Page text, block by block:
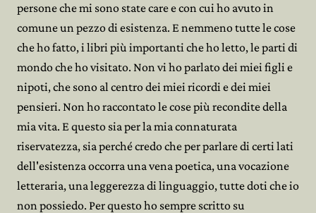
persone che mi sono state care e con cui ho avuto in
comune un pezzo di esistenza. E nemmeno tutte le cose
che ho fatto, i libri più importanti che ho letto, le parti di
mondo che ho visitato. Non vi ho parlato dei miei figli e
nipoti, che sono al centro dei miei ricordi e dei miei
pensieri. Non ho raccontato le cose più recondite della
mia vita. E questo sia per la mia connaturata
riservatezza, sia perché credo che per parlare di certi lati
dell'esistenza occorra una vena poetica, una vocazione
letteraria, una leggerezza di linguaggio, tutte doti che io
non possiedo. Per questo ho sempre scritto su